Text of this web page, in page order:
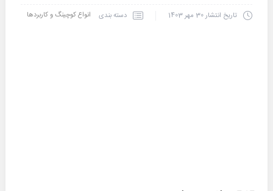
تاریخ انتشار30 مهر 1403 دسته بندی انواع کوچینگ و کاربردها